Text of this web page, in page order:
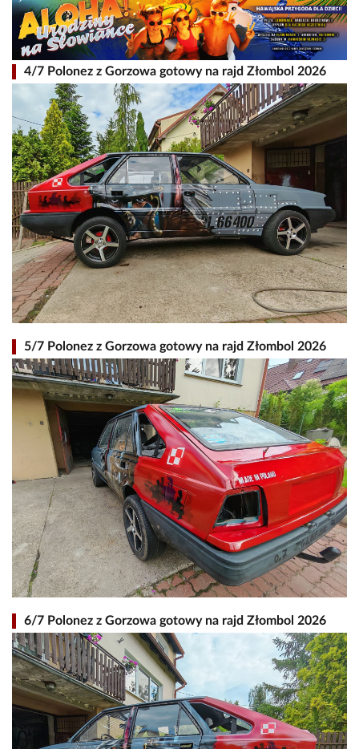
4/7 Polonez z Gorzowa gotowy na rajd Złombol 2026
5/7 Polonez z Gorzowa gotowy na rajd Złombol 2026
6/7 Polonez z Gorzowa gotowy na rajd Złombol 2026